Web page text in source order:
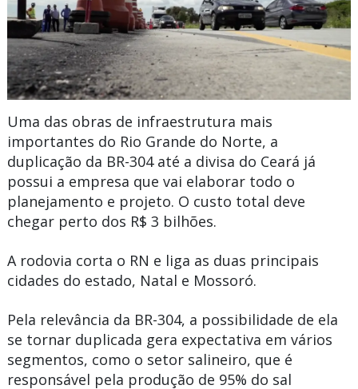
Uma das obras de infraestrutura mais
importantes do Rio Grande do Norte, a
duplicação da BR-304 até a divisa do Ceará já
possui a empresa que vai elaborar todo o
planejamento e projeto. O custo total deve
chegar perto dos R$ 3 bilhões.
A rodovia corta o RN e liga as duas principais
cidades do estado, Natal e Mossoró.
Pela relevância da BR-304, a possibilidade de ela
se tornar duplicada gera expectativa em vários
segmentos, como o setor salineiro, que é
responsável pela produção de 95% do sal